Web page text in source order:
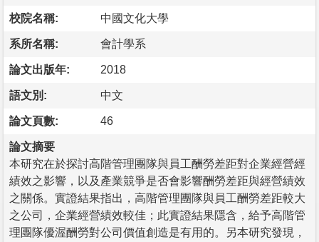
校院名稱: 中國文化大學
系所名稱: 會計學系
論文出版年: 2018
語文別: 中文
論文頁數: 46
論文摘要
本研究在於探討高階管理團隊與員工酬勞差距對企業經營經
績效之影響，以及產業競爭是否會影響酬勞差距與經營績效
之關係。實證結果指出，高階管理團隊與員工酬勞差距較大
之公司，企業經營績效較佳；此實證結果隱含，給予高階管
理團隊優渥酬勞對公司價值創造是有用的。另本研究發現，